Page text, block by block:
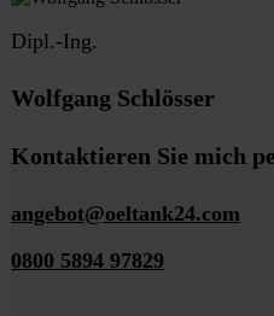
Dipl.-Ing.
Wolfgang Schlösser
Kontaktieren Sie mich
angebot@oeltank24.com
0800 5894 97829